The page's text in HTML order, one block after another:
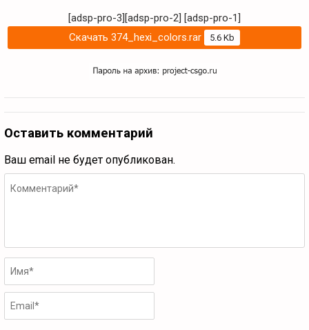
[adsp-pro-3][adsp-pro-2] [adsp-pro-1]
Скачать 374_hexi_colors.rar
5.6 Kb
Оставить комментарий
Ваш email не будет опубликован.